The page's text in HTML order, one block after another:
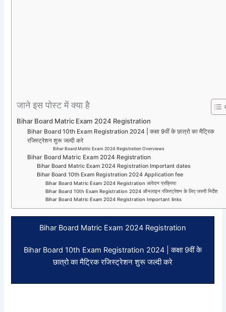
जाने इस पोस्ट में क्या है
Bihar Board Matric Exam 2024 Registration
Bihar Board 10th Exam Registration 2024 | कक्षा 9वीं के छात्रो का मैट्रिक
रजिस्ट्रेशन शुरू जल्दी करे
Bihar Board Matric Exam 2024 Registration Overviews
Bihar Board Matric Exam 2024 Registration
Bihar Board Matric Exam 2024 Registration Important dates
Bihar Board 10th Exam Registration 2024 Application fee
Bihar Board Matric Exam 2024 Registration आवेदन प्रक्रिया
Bihar Board 10th Exam Registration 2024 ऑनलाइन रजिस्ट्रेशन के लिए जरुरी निर्देश
Bihar Board Matric Exam 2024 Registration Important links
Bihar Board Matric Exam 2024 Registration
Bihar Board 10th Exam Registration 2024 | कक्षा 9वीं के
छात्रो का मैट्रिक रजिस्ट्रेशन शुरू जल्दी करे